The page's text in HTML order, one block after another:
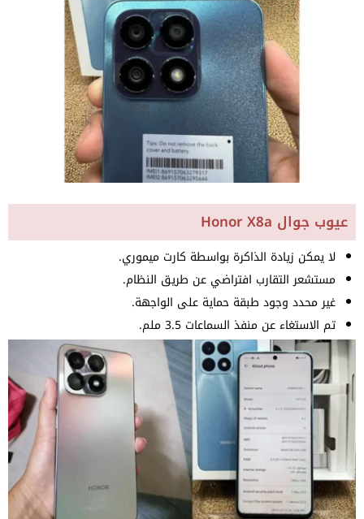
عيوب جوال Honor X8a
لا يمكن زيادة الذاكرة بواسطة كارت ميموري.
مستشعر التقارب افتراضي عن طريق النظام.
غير محدد وجود طبقة حماية على الواجهة.
تم الاستغاء عن منفذ السماعات 3.5 ملم.